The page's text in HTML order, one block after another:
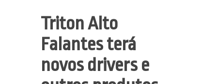
Triton Alto
Falantes terá
novos drivers e